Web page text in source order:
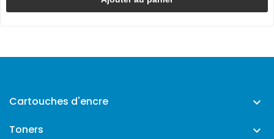
Cartouches d'encre 
Toners 